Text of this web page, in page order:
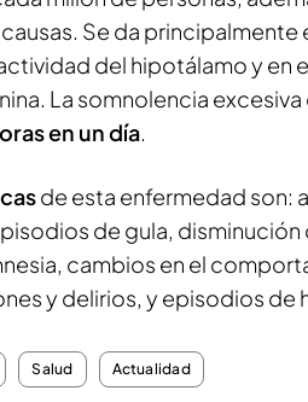
Se da principalmente
del hipotálamo y en
La somnolencia
en un día.
de esta enfermedad son:
de gula,
cambios en el
y delirios, y episodios de
Salud Actualidad